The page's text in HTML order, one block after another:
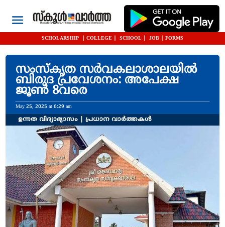
SCHOLARSHIP COLLEGE SCHOOL JOB FORMS
സംസ്‌കൃത സർവകലാശാലയിൽ
ബിരുദ പ്രവേശനം: അപേക്ഷ
ജൂൺ 8വരെ
May 25, 2025 at 6:29 am
ഉന്നത വിദ്യാഭ്യാസം |പ്രധാന വാർത്തകൾ